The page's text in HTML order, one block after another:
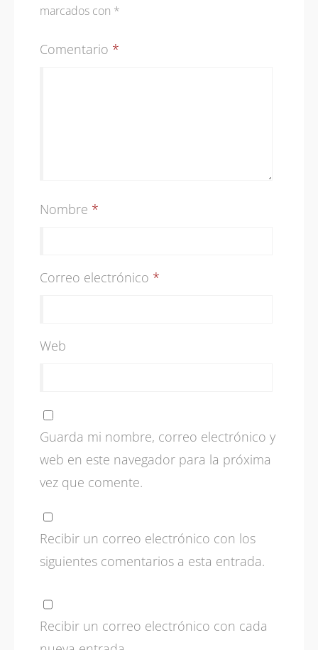
marcados con *
Comentario *
Nombre *
Correo electrónico *
Web
Guarda mi nombre, correo electrónico y
web en este navegador para la próxima
vez que comente.
Recibir un correo electrónico con los
siguientes comentarios a esta entrada.
Recibir un correo electrónico con cada